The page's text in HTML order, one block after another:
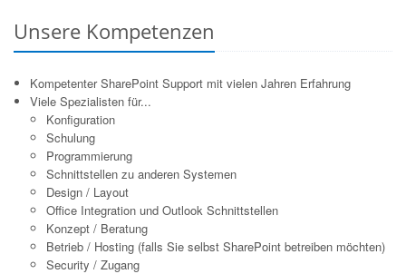
Unsere Kompetenzen
Kompetenter SharePoint Support mit vielen Jahren Erfahrung
Viele Spezialisten für...
Konfiguration
Schulung
Programmierung
Schnittstellen zu anderen Systemen
Design / Layout
Office Integration und Outlook Schnittstellen
Konzept / Beratung
Betrieb / Hosting (falls Sie selbst SharePoint betreiben möchten)
Security / Zugang